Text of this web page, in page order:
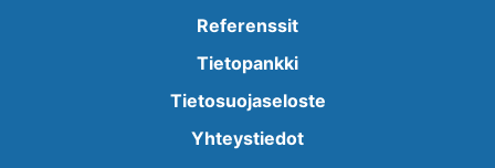
Referenssit
Tietopankki
Tietosuojaseloste
Yhteystiedot